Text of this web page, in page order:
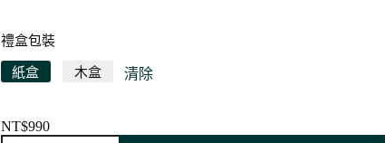
禮盒包裝
紙盒 木盒 清除
NT$990